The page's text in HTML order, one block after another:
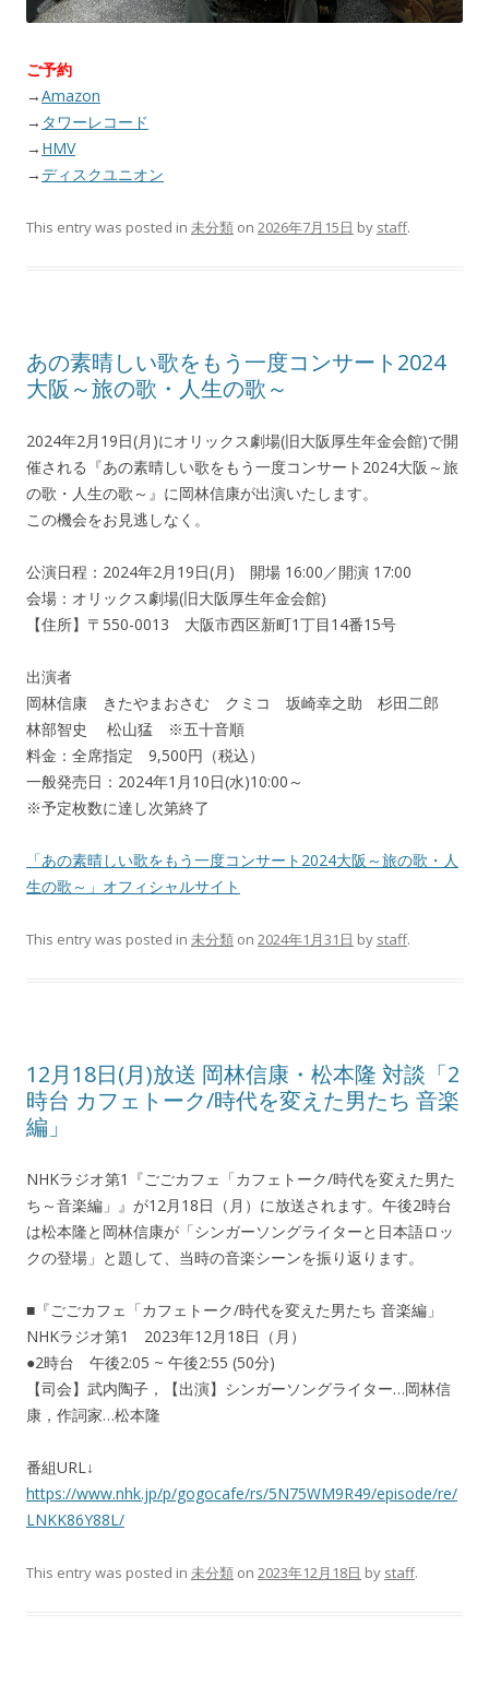
ご予約
→Amazon
→ タワーレコード
→ HMV
→ディスクユニオン
This entry was posted in 未分類 on 2026年7月15日 by staff.
あの素晴しい歌をもう一度コンサート2024
大阪～旅の歌・人生の歌～
2024年2月19日(月)にオリックス劇場(旧大阪厚生年金会館)で開
催される『あの素晴しい歌をもう一度コンサート2024大阪～旅
の歌・人生の歌～』に岡林信康が出演いたします。
この機会をお見逃しなく。
公演日程：2024年2月19日(月) 開場 16:00／開演 17:00
会場：オリックス劇場(旧大阪厚生年金会館)
【住所】〒550-0013 大阪市西区新町1丁目14番15号
出演者
岡林信康 きたやまおさむ クミコ 坂崎幸之助 杉田二郎
林部智史 松山猛 ※五十音順
料金：全席指定 9,500円（税込）
一般発売日：2024年1月10日(水)10:00～
※予定枚数に達し次第終了
「あの素晴しい歌をもう一度コンサート2024大阪～旅の歌・人
生の歌～」オフィシャルサイト
This entry was posted in 未分類 on 2024年1月31日 by staff.
12月18日(月)放送 岡林信康・松本隆 対談「2
時台 カフェトーク/時代を変えた男たち 音楽
編」
NHKラジオ第1『ごごカフェ「カフェトーク/時代を変えた男た
ち～音楽編」』が12月18日（月）に放送されます。午後2時台
は松本隆と岡林信康が「シンガーソングライターと日本語ロッ
クの登場」と題して、当時の音楽シーンを振り返ります。
■『ごごカフェ「カフェトーク/時代を変えた男たち 音楽編」
NHKラジオ第1 2023年12月18日（月）
●2時台 午後2:05 ~ 午後2:55 (50分)
【司会】武内陶子，【出演】シンガーソングライター…岡林信
康，作詞家…松本隆
番組URL↓
https://www.nhk.jp/p/gogocafe/rs/5N75WM9R49/episode/re/
LNKK86Y88L/
This entry was posted in 未分類 on 2023年12月18日 by staff.